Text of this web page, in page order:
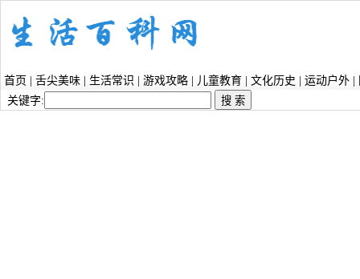
首页 舌尖美味 生活常识 游戏攻略 儿童教育 文化历史 运动户外
关键字: